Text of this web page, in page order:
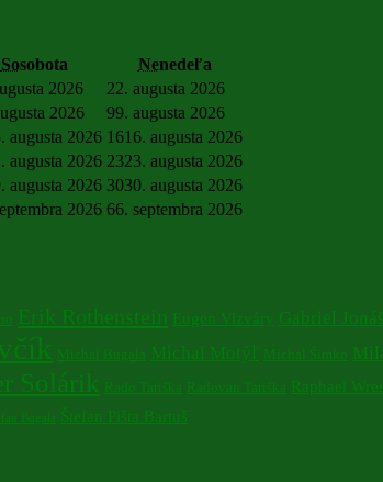
Sosobota Nenedeľa
2026 22. augusta 2026
2026 99. augusta 2026
augusta 2026 1616. augusta 2026
augusta 2026 2323. augusta 2026
augusta 2026 3030. augusta 2026
2026 66. septembra 2026
Erik Rothenstein Eugen Vizváry Gabriel Jonáš
Michal Bugala Michal Motýľ Michal Šimko
Solárik Rado Tariška Radovan Tariška Raphael
Bugala Štefan Pišta Bartuš